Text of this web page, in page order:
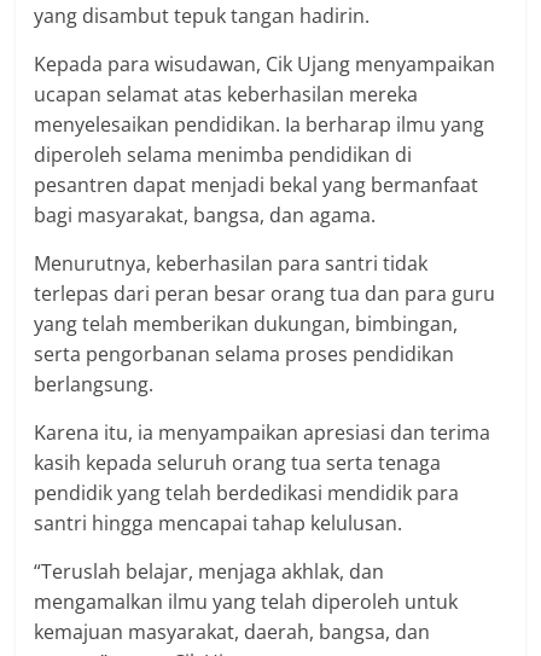
yang disambut tepuk tangan hadirin.
Kepada para wisudawan, Cik Ujang menyampaikan
ucapan selamat atas keberhasilan mereka
menyelesaikan pendidikan. Ia berharap ilmu yang
diperoleh selama menimba pendidikan di
pesantren dapat menjadi bekal yang bermanfaat
bagi masyarakat, bangsa, dan agama.
Menurutnya, keberhasilan para santri tidak
terlepas dari peran besar orang tua dan para guru
yang telah memberikan dukungan, bimbingan,
serta pengorbanan selama proses pendidikan
berlangsung.
Karena itu, ia menyampaikan apresiasi dan terima
kasih kepada seluruh orang tua serta tenaga
pendidik yang telah berdedikasi mendidik para
santri hingga mencapai tahap kelulusan.
“Teruslah belajar, menjaga akhlak, dan
mengamalkan ilmu yang telah diperoleh untuk
kemajuan masyarakat, daerah, bangsa, dan